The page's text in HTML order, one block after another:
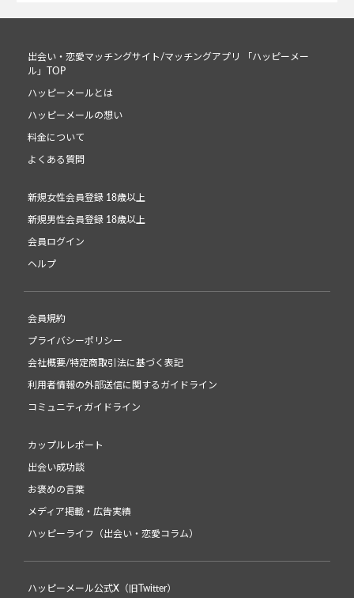
出会い・恋愛マッチングサイト/マッチングアプリ 「ハッピーメー
ル」TOP
ハッピーメールとは
ハッピーメールの想い
料金について
よくある質問
新規女性会員登録 18歳以上
新規男性会員登録 18歳以上
会員ログイン
ヘルプ
会員規約
プライバシーポリシー
会社概要/特定商取引法に基づく表記
利用者情報の外部送信に関するガイドライン
コミュニティガイドライン
カップルレポート
出会い成功談
お褒めの言葉
メディア掲載・広告実績
ハッピーライフ（出会い・恋愛コラム）
ハッピーメール公式X（旧Twitter）